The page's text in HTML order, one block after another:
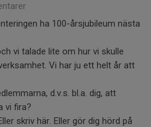
ha 100-årsjubileum nästa
vi talade lite om hur vi skulle
Vi har ju ett helt år att
d.v.s. bl.a. dig, att
vi fira?
skriv här. Eller gör dig hörd på